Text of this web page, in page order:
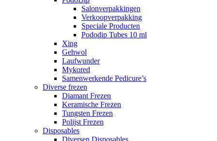
Salonverpakkingen
Verkoopverpakking
Speciale Producten
Pododip Tubes 10 ml
Xing
Gehwol
Laufwunder
Mykored
Samenwerkende Pedicure’s
Diverse frezen
Diamant Frezen
Keramische Frezen
Tungsten Frezen
Polijst Frezen
Disposables
Diversen Disposables